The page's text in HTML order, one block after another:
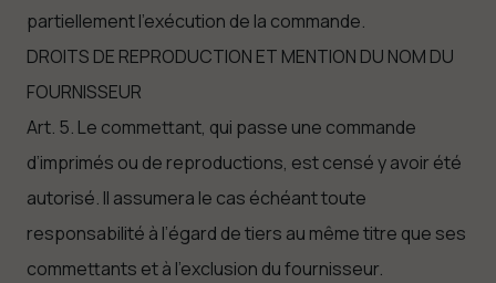
partiellement l’exécution de la commande.
DROITS DE REPRODUCTION ET MENTION DU NOM DU
FOURNISSEUR
Art. 5. Le commettant, qui passe une commande
d’imprimés ou de reproductions, est censé y avoir été
autorisé. Il assumera le cas échéant toute
responsabilité à l’égard de tiers au même titre que ses
commettants et à l’exclusion du fournisseur.